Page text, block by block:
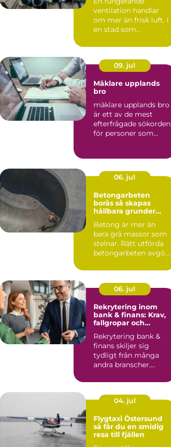
inomhusklimat
ventilation handlar
om mer än frisk luft. I
en stad som
hus, kalla...
09. jul
Mäklare upplands
bro
mäklare upplands bro
är ett av de mest
efterfrågade sökorden
för personer som
06. jul
Betongarbeten
borås så skapas
hållbara grunder
Betong är mer än
bara grå massor som
stelnar. Rätt utförda
betongarbeten avgör
06. jul
Rekrytering inom
bank & finans: Krav,
fallgropar och
Rekrytering bank &
finans skiljer sig
tydligt från många
andra branscher.
04. jul
Flygtaxi Östersund
så får du en smidig
resa till fjällen